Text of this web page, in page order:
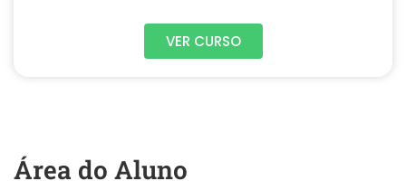
VER CURSO
Área do Aluno